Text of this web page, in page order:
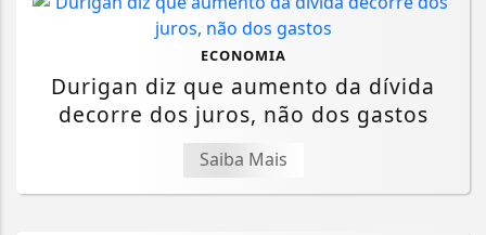
ECONOMIA
Durigan diz que aumento da dívida
decorre dos juros, não dos gastos
Saiba Mais